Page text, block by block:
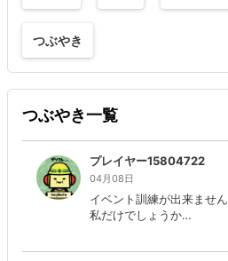
つぶやき
つぶやき一覧
プレイヤー15804722
04月08日
イベント訓練が出来ません
私だけでしょうか…